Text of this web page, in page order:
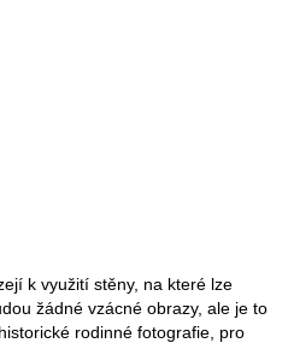
k využití stěny, na které lze
žádné vzácné obrazy, ale je to
rodinné fotografie, pro